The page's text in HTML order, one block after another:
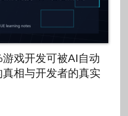
戏开发可被AI自动
相与开发者的真实